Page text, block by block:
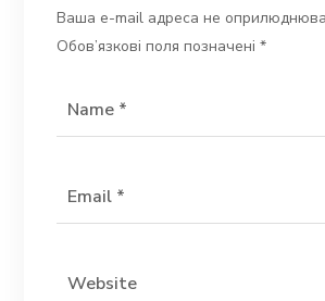
Ваша e-mail адреса не
Обов’язкові поля позначені*